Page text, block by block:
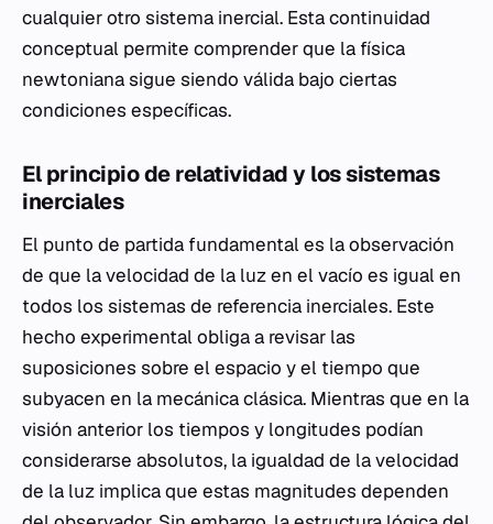
cualquier otro sistema inercial. Esta continuidad
conceptual permite comprender que la física
newtoniana sigue siendo válida bajo ciertas
condiciones específicas.
El principio de relatividad y los sistemas
inerciales
El punto de partida fundamental es la observación
de que la velocidad de la luz en el vacío es igual en
todos los sistemas de referencia inerciales. Este
hecho experimental obliga a revisar las
suposiciones sobre el espacio y el tiempo que
subyacen en la mecánica clásica. Mientras que en la
visión anterior los tiempos y longitudes podían
considerarse absolutos, la igualdad de la velocidad
de la luz implica que estas magnitudes dependen